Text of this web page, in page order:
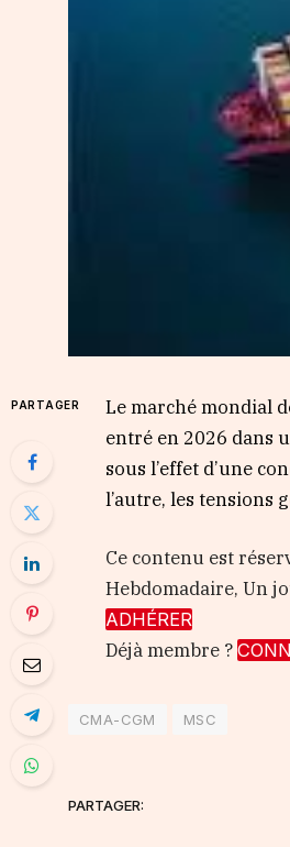
PARTAGER
Le marché mondial
entré en 2026 dans
sous l’effet d’une
l’autre, les tensions
Ce contenu est
Hebdomadaire, Un
ADHÉRER
Déjà membre ?
CMA-CGM MSC
PARTAGER: